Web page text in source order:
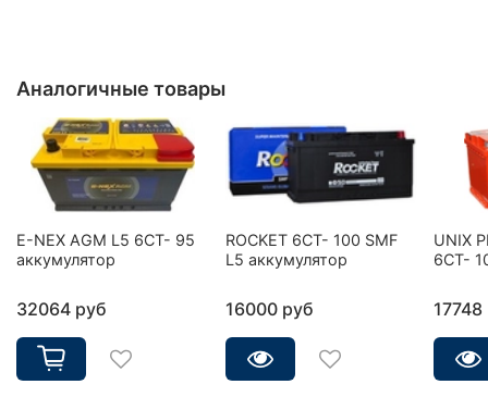
Аналогичные товары
E-NEX AGM L5 6CT- 95
аккумулятор
32064 руб
ROCKET 6CT- 100 SMF
L5 аккумулятор
16000 руб
UNIX
6СТ-